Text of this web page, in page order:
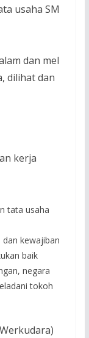
usaha SM
dan mel
dilihat dan
kerja
tata usaha
kewajiban
baik
negara
tokoh